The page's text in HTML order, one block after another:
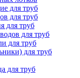
для труб
для труб
для труб
для труб
для труб
для труб
для труб